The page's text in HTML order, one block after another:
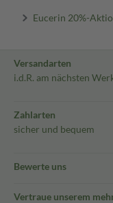
Eucerin 20%-
Versandarten
i.d.R. am nächsten
Zahlarten
sicher und bequem
Bewerte uns
Vertraue unserem